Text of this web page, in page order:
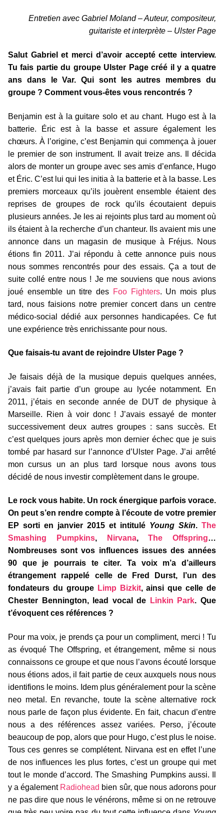
Entretien avec Gabriel Moland – Auteur, compositeur,
guitariste et interprète – Ulster Page
Salut Gabriel et merci d’avoir accepté cette interview.
Tu fais partie du groupe Ulster Page créé il y a quatre
ans dans le Var. Qui sont les autres membres du
groupe ? Comment vous-êtes vous rencontrés ?
Benjamin est à la guitare solo et au chant. Hugo est à la
batterie. Éric est à la basse et assure également les
chœurs. À l’origine, c’est Benjamin qui commença à jouer
le premier de son instrument. Il avait treize ans. Il décida
alors de monter un groupe avec ses amis d’enfance, Hugo
et Éric. C’est lui qui les initia à la batterie et à la basse. Les
premiers morceaux qu’ils jouèrent ensemble étaient des
reprises de groupes de rock qu’ils écoutaient depuis
plusieurs années. Je les ai rejoints plus tard au moment où
ils étaient à la recherche d’un chanteur. Ils avaient mis une
annonce dans un magasin de musique à Fréjus. Nous
étions fin 2011. J’ai répondu à cette annonce puis nous
nous sommes rencontrés pour des essais. Ça a tout de
suite collé entre nous ! Je me souviens que nous avions
joué ensemble un titre des Foo Fighters. Un mois plus
tard, nous faisions notre premier concert dans un centre
médico-social dédié aux personnes handicapées. Ce fut
une expérience très enrichissante pour nous.
Que faisais-tu avant de rejoindre Ulster Page ?
Je faisais déjà de la musique depuis quelques années,
j’avais fait partie d’un groupe au lycée notamment. En
2011, j’étais en seconde année de DUT de physique à
Marseille. Rien à voir donc ! J’avais essayé de monter
successivement deux autres groupes : sans succès. Et
c’est quelques jours après mon dernier échec que je suis
tombé par hasard sur l’annonce d’Ulster Page. J’ai arrêté
mon cursus un an plus tard lorsque nous avons tous
décidé de nous investir complètement dans le groupe.
Le rock vous habite. Un rock énergique parfois vorace.
On peut s’en rendre compte à l’écoute de votre premier
EP sorti en janvier 2015 et intitulé Young Skin. The
Smashing Pumpkins, Nirvana,The Offspring…
Nombreuses sont vos influences issues des années
90 que je pourrais te citer. Ta voix m’a d’ailleurs
étrangement rappelé celle de Fred Durst, l’un des
fondateurs du groupe Limp Bizkit, ainsi que celle de
Chester Bennington, lead vocal de
Linkin Park. Que
t’évoquent ces références ?
Pour ma voix, je prends ça pour un compliment, merci ! Tu
as évoqué The Offspring, et étrangement, même si nous
connaissons ce groupe et que nous l’avons écouté lorsque
nous étions ados, il fait partie de ceux auxquels nous nous
identifions le moins. Idem plus généralement pour la scène
neo metal. En revanche, toute la scène alternative rock
nous parle de façon plus évidente. En fait, chacun d’entre
nous a des références assez variées. Perso, j’écoute
beaucoup de pop, alors que pour Hugo, c’est plus le noise.
Tous ces genres se complétent. Nirvana est en effet l’une
de nos influences les plus fortes, c’est un groupe qui met
tout le monde d’accord. The Smashing Pumpkins aussi. Il
y a également Radiohead bien sûr, que nous adorons pour
ne pas dire que nous le vénérons, même si on ne retrouve